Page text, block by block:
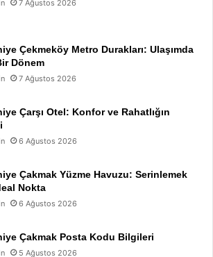
7 Ağustos 2026
Çekmeköy Metro Durakları: Ulaşımda
Dönem
7 Ağustos 2026
Çarşı Otel: Konfor ve Rahatlığın
6 Ağustos 2026
Çakmak Yüzme Havuzu: Serinlemek
Nokta
6 Ağustos 2026
Çakmak Posta Kodu Bilgileri
5 Ağustos 2026